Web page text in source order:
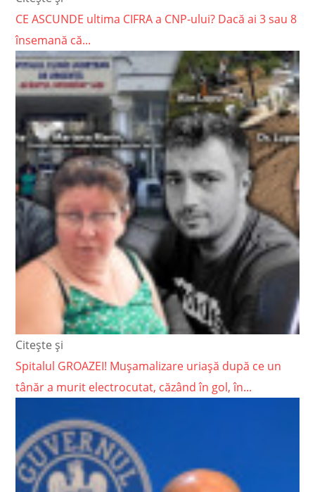
CE ASCUNDE ultima CIFRA a CNP-ului? Dacă ai 3 sau 8
însemană că...
Citește și
Spitalul GROAZEI! Mușamalizare uriașă după ce un
tânăr a murit electrocutat, căzând în gol, în...